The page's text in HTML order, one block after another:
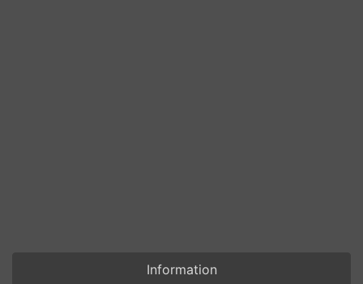
Information